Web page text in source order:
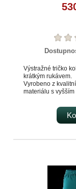
Výstražné tričko
krátkým rukávem.
Vyrobeno z
materiálu s
použití
Vyrobené pouze